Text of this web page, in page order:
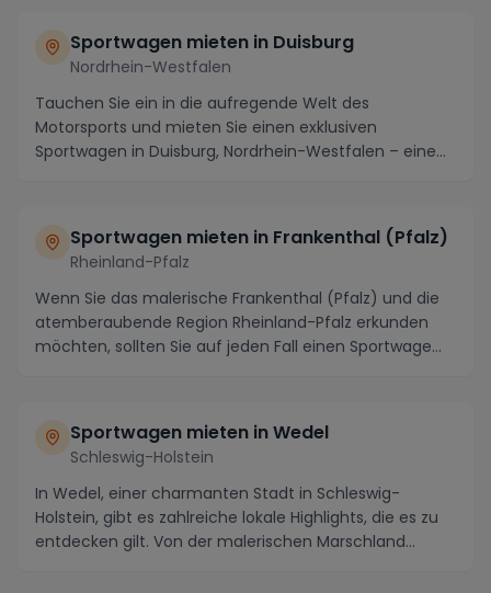
Sportwagen mieten in Duisburg
Nordrhein-Westfalen
Tauchen Sie ein in die aufregende Welt des
Motorsports und mieten Sie einen exklusiven
Sportwagen in Duisburg, Nordrhein-Westfalen – eine
Sportwagen mieten in Frankenthal (Pfalz)
Rheinland-Pfalz
Wenn Sie das malerische Frankenthal (Pfalz) und die
atemberaubende Region Rheinland-Pfalz erkunden
möchten, sollten Sie auf jeden Fall einen Sportwage...
Sportwagen mieten in Wedel
Schleswig-Holstein
In Wedel, einer charmanten Stadt in Schleswig-
Holstein, gibt es zahlreiche lokale Highlights, die es zu
entdecken gilt. Von der malerischen Marschland...